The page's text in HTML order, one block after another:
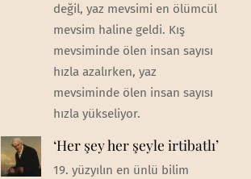
değil, yaz mevsimi en ölümcül
mevsim haline geldi. Kış
mevsiminde ölen insan sayısı
hızla azalırken, yaz
mevsiminde ölen insan sayısı
hızla yükseliyor.
‘Her şey her şeyle irtibatlı’
19. yüzyılın en ünlü bilim